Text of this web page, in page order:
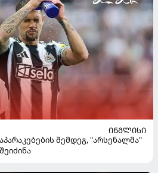
ᲘᲜᲒᲚᲘᲡᲘ
შემდეგ, "არსენალმა"